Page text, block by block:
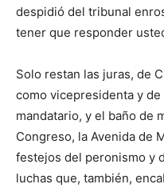
despidió del tribunal
tener que responder
Solo restan las juras, de
como vicepresidenta y
mandatario, y el baño de
Congreso, la Avenida de
festejos del peronismo y
luchas que, también,